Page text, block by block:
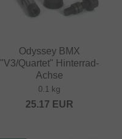
Odyssey BMX
"V3/Quartet" Hinterrad-
Achse
0.1 kg
25.17 EUR